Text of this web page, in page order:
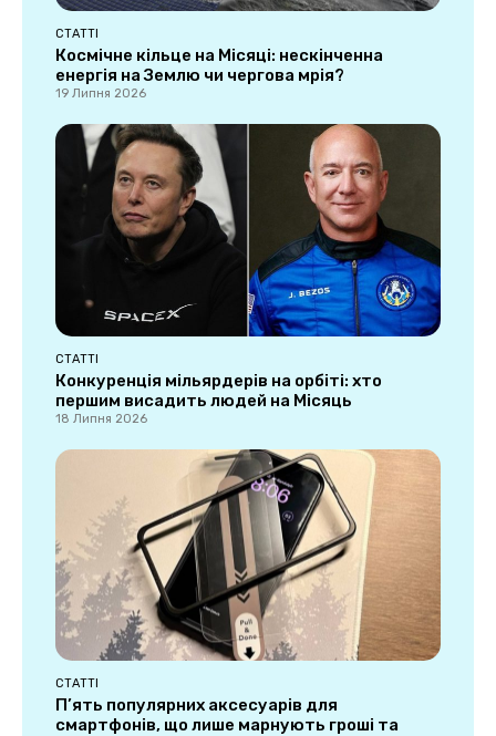
СТАТТІ
Космічне кільце на Місяці: нескінченна
енергія на Землю чи чергова мрія?
19 Липня 2026
СТАТТІ
Конкуренція мільярдерів на орбіті: хто
першим висадить людей на Місяць
18 Липня 2026
СТАТТІ
П’ять популярних аксесуарів для
смартфонів, що лише марнують гроші та